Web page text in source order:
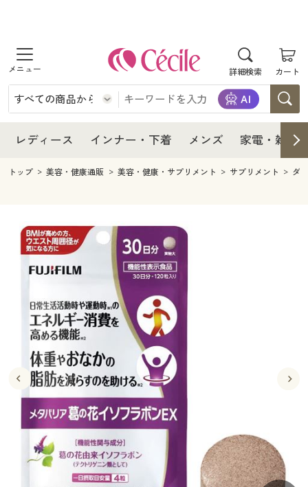
詳細検索 カート
商品を探す
レディース
レディースファッション
インナー・下着
インナー・下着通販すべて
メンズ下着
ジュニア・ティーンズ下着
メンズ
メンズファッション
家電・雑貨すべて
キッチン・雑貨・日用品
寝具・インテリア・家具
寝具・インテリア・家具通販すべて
家具・収納
寝具・ベッド
カーテン・ラグ・ファブリック
美容・健康通販すべて
美容・健康・サプリメント
制服・スクール
制服・スクールすべて
制服・学生服
ジュニア・ティーンズ下着
大きいサイズ
大きいサイズ通販すべて
大きいサイズ レディース服
大きいサイズ レディース下着
バーゲン
バーゲンセール
シークレットセール
詳細検索
商品カテゴリ一覧
レディース インナー・下着 メンズ 家電・雑貨
レディース
レディース通販すべて
レディースファッション
インナー・下着
インナー・下着通販すべて
ジュニア・ティーンズ下着
メンズ
メンズ下着
家電
キッチン・雑貨・日用品
寝具・インテリア・家具通販すべて
家具・収納
寝具・ベッド
カーテン・ラグ・ファブリック
美容・健康
美容・健康通販すべて
美容・健康・サプリメント
制服・スクール
制服・スクールすべて
制服・学生服
ジュニア・ティーンズ下着
大きいサイズ
大きいサイズ通販すべて
大きいサイズ レディース服
大きいサイズ レディース下着
大きいサイズ メンズ
バーゲン
バーゲンセール
シークレットセール
詳細検索
商品カテゴリ一覧
カタログ
トップ 美容・健康通販 美容・健康・サプリメント サプリメント ダ